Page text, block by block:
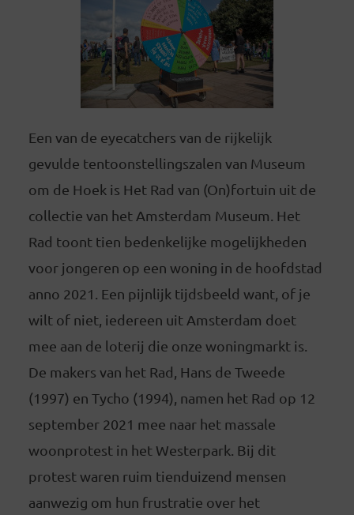
Een van de eyecatchers van de rijkelijk
gevulde tentoonstellingszalen van Museum
om de Hoek is Het Rad van (On)fortuin uit de
collectie van het Amsterdam Museum. Het
Rad toont tien bedenkelijke mogelijkheden
voor jongeren op een woning in de hoofdstad
anno 2021. Een pijnlijk tijdsbeeld want, of je
wilt of niet, iedereen uit Amsterdam doet
mee aan de loterij die onze woningmarkt is.
De makers van het Rad, Hans de Tweede
(1997) en Tycho (1994), namen het Rad op 12
september 2021 mee naar het massale
woonprotest in het Westerpark. Bij dit
protest waren ruim tienduizend mensen
aanwezig om hun frustratie over het